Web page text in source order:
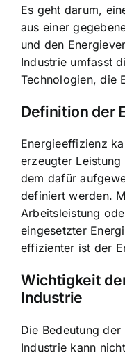
Es geht darum,
aus einer
und den
Industrie umfasst
Technologien, die
Definition der
Energieeffizienz
erzeugter
dem dafür
definiert werden.
Arbeitsleistung
eingesetzter
effizienter ist der
Wichtigkeit
Industrie
Die Bedeutung
Industrie kann